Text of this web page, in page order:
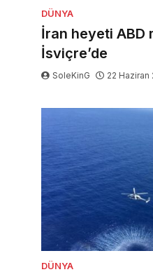
DÜNYA
İran heyeti ABD
İsviçre’de
SoleKinG 22 Haziran
DÜNYA